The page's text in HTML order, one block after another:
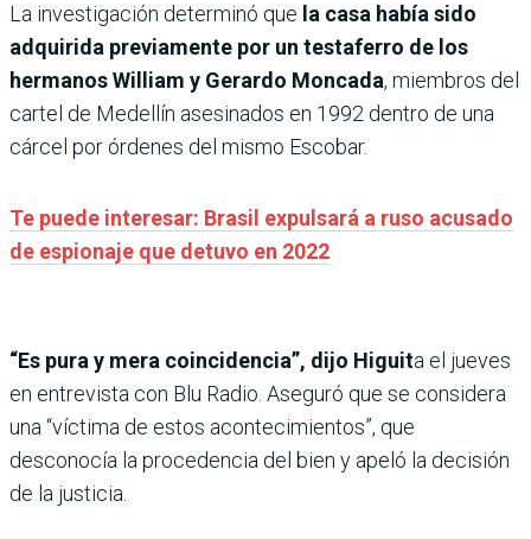
La investigación determinó que la casa había sido
adquirida previamente por un testaferro de los
hermanos William y Gerardo Moncada, miembros del
cartel de Medellín asesinados en 1992 dentro de una
cárcel por órdenes del mismo Escobar.
Te puede interesar: Brasil expulsará a ruso acusado
de espionaje que detuvo en 2022
“Es pura y mera coincidencia”, dijo Higuita el jueves
en entrevista con Blu Radio. Aseguró que se considera
una “víctima de estos acontecimientos”, que
desconocía la procedencia del bien y apeló la decisión
de la justicia.